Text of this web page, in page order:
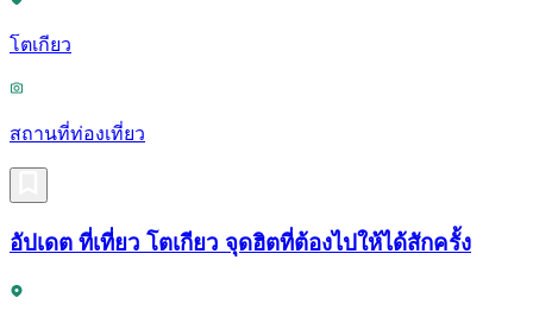
โตเกียว
สถานที่ท่องเที่ยว
อัปเดต ที่เที่ยว โตเกียว จุดฮิตที่ต้องไปให้ได้สักครั้ง